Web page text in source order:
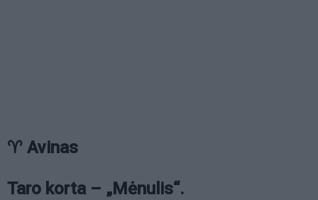
♈ Avinas
Taro korta – „Mėnulis“.